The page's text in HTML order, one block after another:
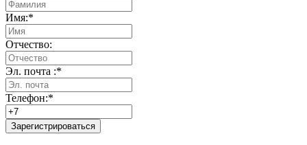
Имя:*
Отчество:
Эл. почта :*
Телефон:*